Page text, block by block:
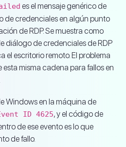
es el mensaje genérico de
de credenciales en algún punto
de RDP. Se muestra como
diálogo de credenciales de RDP
el escritorio remoto. El problema
misma cadena para fallos en
Windows en la máquina de
ID 4625, y el código de
de ese evento es lo que
de fallo.